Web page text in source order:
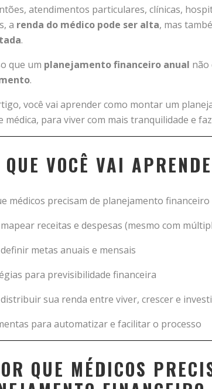
atendimentos particulares, clínicas,
a renda do médico pode ser alta, mas
.
que um planejamento financeiro anual
.
você vai aprender como montar um
médica, para viver com mais tranquilidade e
VOCÊ VAI
médicos precisam de planejamento
receitas e despesas (mesmo com
metas anuais e mensais
para previsibilidade financeira
sua renda entre viver, crescer e
para automatizar e facilitar o processo
QUE MÉDICOS